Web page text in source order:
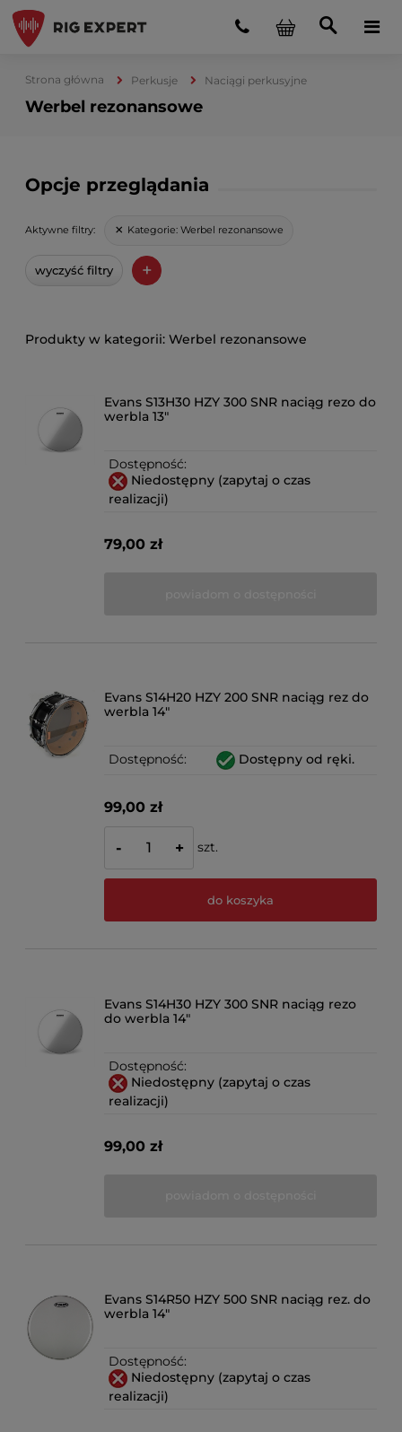
Strona główna Perkusje Naciągi perkusyjne
Werbel rezonansowe
Opcje przeglądania
Aktywne filtry: Kategorie: Werbel rezonansowe
wyczyść filtry +
Werbel rezonansowe
Evans S13H30 HZY 300 SNR naciąg rezo do
werbla 13"
Dostępność:
Niedostępny (zapytaj o czas
realizacji)
79,00 zł
Evans S14H20 HZY 200 SNR naciąg rez do
werbla 14"
Dostępność: Dostępny od ręki.
99,00 zł
- + szt.
do koszyka
Evans S14H30 HZY 300 SNR naciąg rezo
do werbla 14"
Dostępność:
Niedostępny (zapytaj o czas
realizacji)
99,00 zł
Evans S14R50 HZY 500 SNR naciąg rez. do
werbla 14"
Dostępność:
Niedostępny (zapytaj o czas
realizacji)